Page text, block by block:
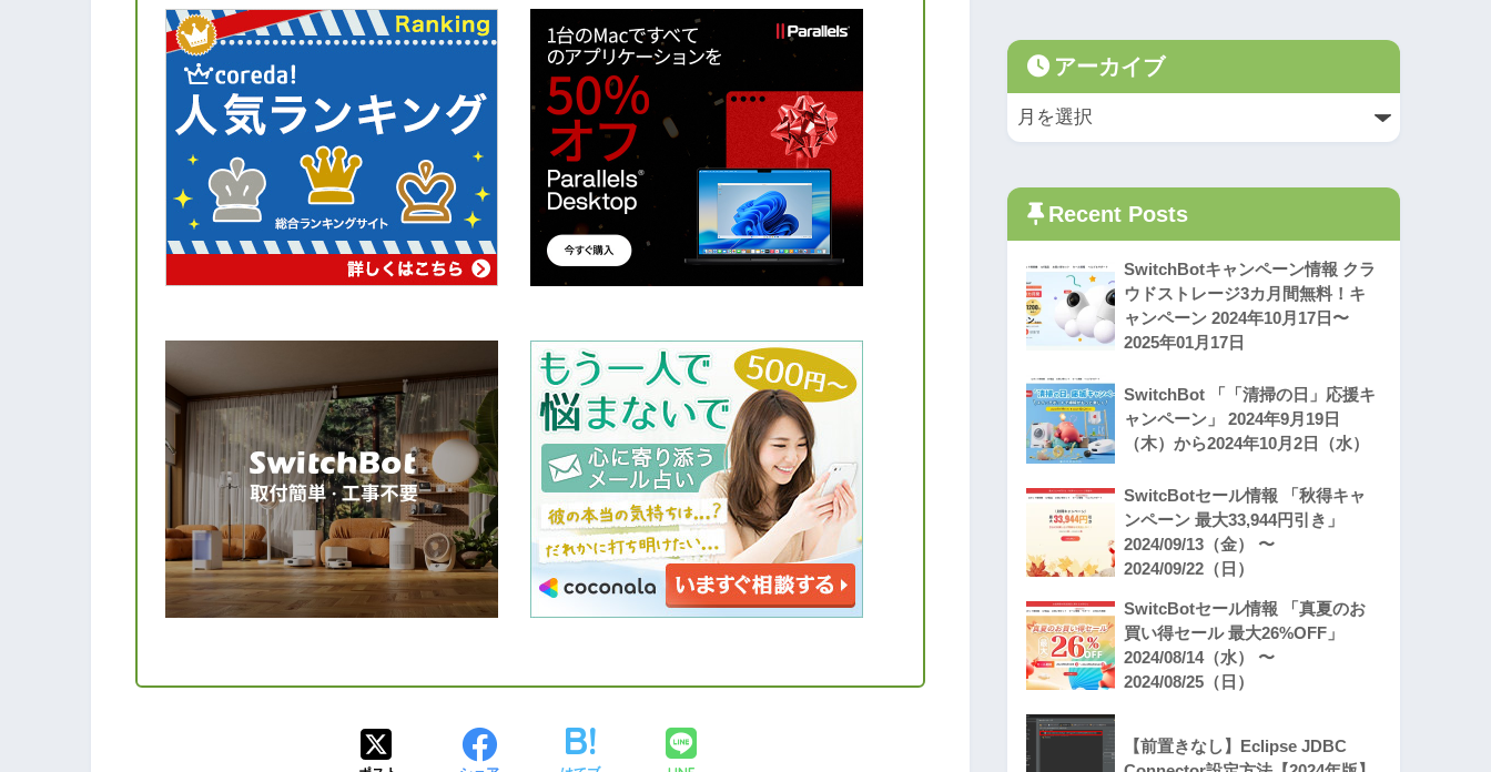
アーカイブ
Recent Posts
SwitchBotキャンペーン情報 クラ
ウドストレージ3カ月間無料！キ
ャンペーン 2024年10月17日〜
2025年01月17日
SwitchBot 「「清掃の日」応援キ
ャンペーン」 2024年9月19日
（木）から2024年10月2日（水）
SwitcBotセール情報 「秋得キャ
ンペーン 最大33,944円引き」
2024/09/13（金） 〜
2024/09/22（日）
SwitcBotセール情報 「真夏のお
買い得セール 最大26%OFF」
2024/08/14（水） 〜
2024/08/25（日）
【前置きなし】Eclipse JDBC